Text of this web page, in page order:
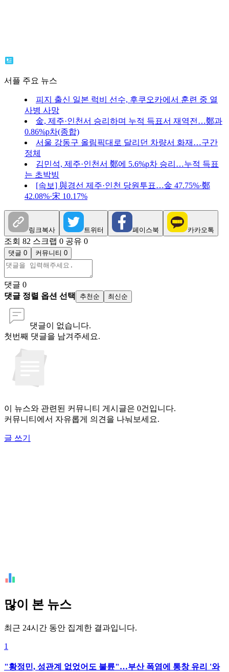
서플 주요 뉴스
피지 출신 일본 럭비 선수, 후쿠오카에서 훈련 중 열
사병 사망
金, 제주·인천서 승리하며 누적 득표서 재역전…鄭과
0.86%p차(종합)
서울 강동구 올림픽대로 달리던 차량서 화재…구간
정체
김민석, 제주·인천서 鄭에 5.6%p차 승리…누적 득표
는 초박빙
[속보] 與경선 제주·인천 당원투표…金 47.75%·鄭
42.08%·宋 10.17%
링크복사 트위터 페이스북 카카오톡
조회 82 스크랩 0 공유 0
댓글 0 커뮤니티 0
댓글 0
댓글 정렬 옵션 선택
추천순 최신순
댓글이 없습니다.
첫번째 댓글을 남겨주세요.
이 뉴스와 관련된 커뮤니티 게시글은 0건입니다.
커뮤니티에서 자유롭게 의견을 나눠보세요.
글 쓰기
많이 본 뉴스
최근 24시간 동안 집계한 결과입니다.
1
"황정민, 성관계 없었어도 불륜"…부산 폭염에 통창 유리 '와